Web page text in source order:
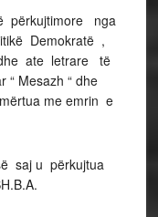
përkujtimore nga
Demokratë ,
ate letrare të
Mesazh “ dhe
me emrin e
saj u përkujtua